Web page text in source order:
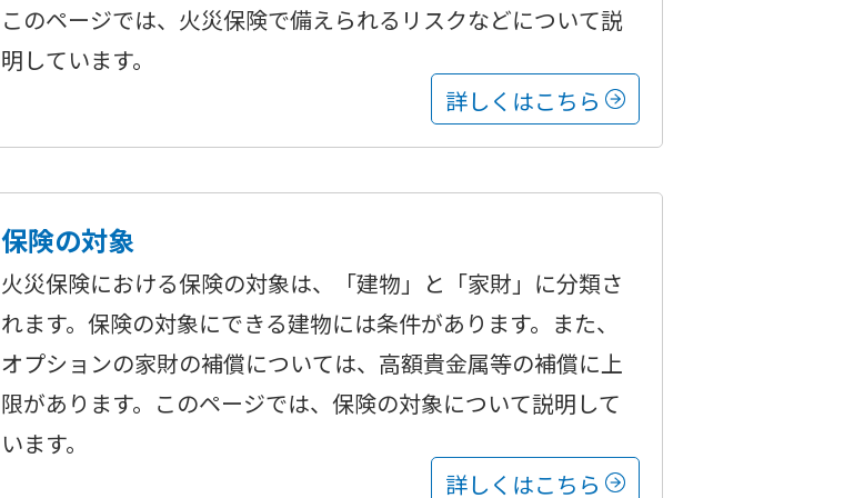
このページでは、火災保険で備えられるリスクなどについて説
明しています。
詳しくはこちら
保険の対象
火災保険における保険の対象は、「建物」と「家財」に分類さ
れます。保険の対象にできる建物には条件があります。また、
オプションの家財の補償については、高額貴金属等の補償に上
限があります。このページでは、保険の対象について説明して
います。
詳しくはこちら